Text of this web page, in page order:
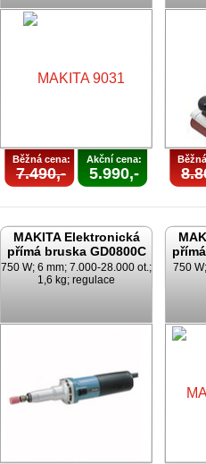
Běžná cena:
7.490,-
Akční cena:
5.990,-
MAKITA Elektronická
přímá bruska GD0800C
750 W; 6 mm; 7.000-28.000 ot.;
1,6 kg; regulace
750